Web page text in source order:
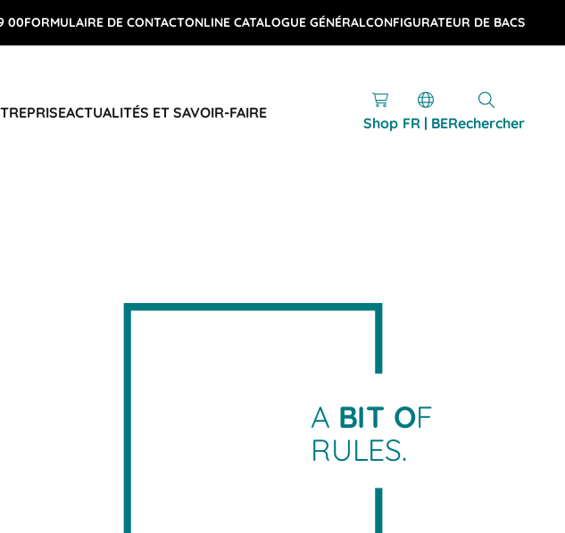
00FORMULAIRE DE CONTACTONLINE CATALOGUE GÉNÉRALCONFIGURATEUR DE BACS
ACTUALITÉS ET SAVOIR-FAIRE
Shop FR | BERechercher
A BIT OF
RULES.